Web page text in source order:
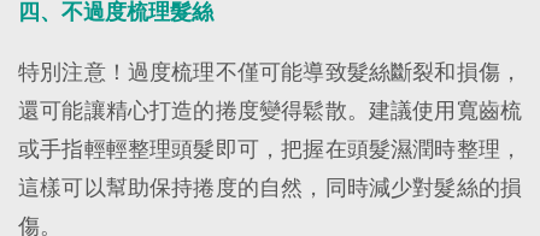
四、不過度梳理髮絲
特別注意！過度梳理不僅可能導致髮絲斷裂和損傷，
還可能讓精心打造的捲度變得鬆散。建議使用寬齒梳
或手指輕輕整理頭髮即可，把握在頭髮濕潤時整理，
這樣可以幫助保持捲度的自然，同時減少對髮絲的損
傷。